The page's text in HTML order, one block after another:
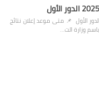
نتائج الثالث المتوسط 2025 الدور الأول 📌 متى موعد إعلان نتائج